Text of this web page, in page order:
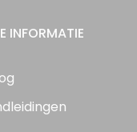
INFORMATIE